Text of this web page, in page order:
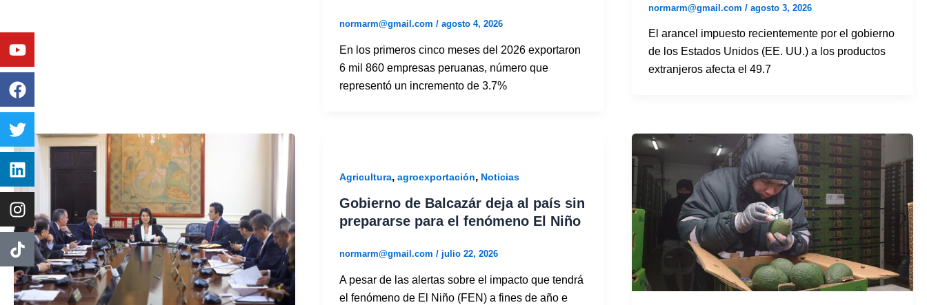
normarm@gmail.com / agosto 4, 2026
En los primeros cinco meses del 2026 exportaron
6 mil 860 empresas peruanas, número que
representó un incremento de 3.7%
normarm@gmail.com / agosto 3, 2026
El arancel impuesto recientemente por el gobierno
de los Estados Unidos (EE. UU.) a los productos
extranjeros afecta el 49.7
Agricultura, agroexportación, Noticias
Gobierno de Balcazár deja al país sin
prepararse para el fenómeno El Niño
normarm@gmail.com / julio 22, 2026
A pesar de las alertas sobre el impacto que tendrá
el fenómeno de El Niño (FEN) a fines de año e
Youtube
Facebook
Twitter
Linkedin
Instagram